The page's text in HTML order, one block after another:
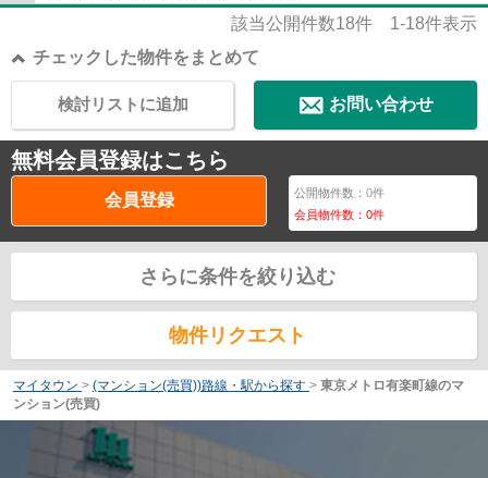
該当公開件数18件 1-18件表示
チェックした物件をまとめて
お問い合わせ
検討リストに追加
無料会員登録はこちら
会員登録 公開物件数：0件
会員物件数：0件
さらに条件を絞り込む
物件リクエスト
マイタウン > (マンション(売買))路線・駅から探す > 東京メトロ有楽町線のマ
ンション(売買)